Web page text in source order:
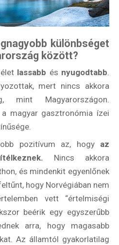
különbséget
között?
lassabb és nyugodtabb.
mert nincs akkora
mint Magyarországon.
a magyar gasztronómia ízei
pozitívum az, hogyaz
Nincs akkora
és mindenkit egyenlőnek
hogy Norvégiában nem
vett “értelmiségi
beérik egy egyszerűbb
arra, hogy magasabb
Az államtól gyakorlatilag